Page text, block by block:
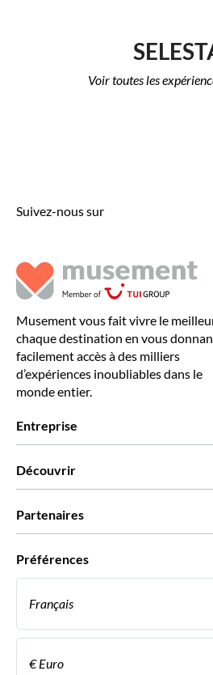
Voir toutes les
Suivez-nous sur
Musement vous fait vivre le
chaque destination en vous
facilement accès à des milliers
d’expériences inoubliables dans le
monde entier.
Entreprise
Découvrir
Partenaires
Agences de voyages
Devenir Fournisseur
Become a Distribution Partner
Préférences
Français
Italiano
Français
€ Euro